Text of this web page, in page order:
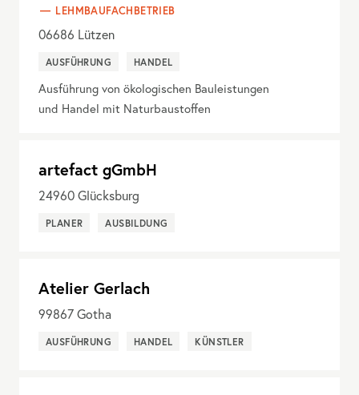
LEHMBAUFACHBETRIEB
06686 Lützen
AUSFÜHRUNG HANDEL
Ausführung von ökologischen Bauleistungen
und Handel mit Naturbaustoffen
artefact gGmbH
24960Glücksburg
PLANER AUSBILDUNG
Atelier Gerlach
99867Gotha
AUSFÜHRUNG HANDEL KÜNSTLER